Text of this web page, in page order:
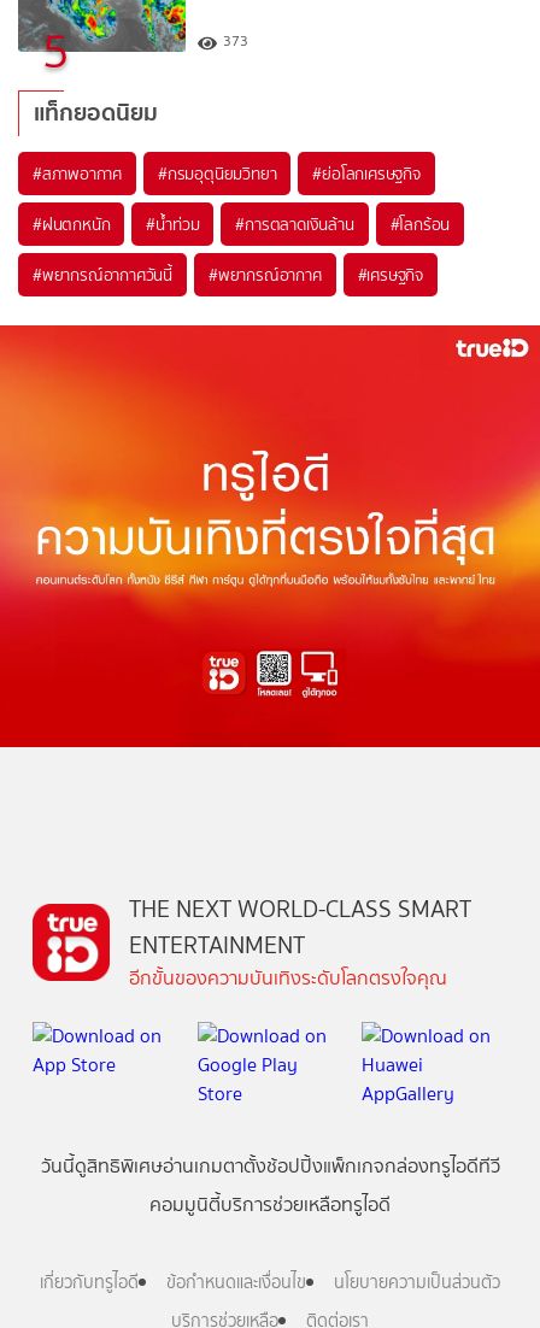
5 373
แท็กยอดนิยม
#สภาพอากาศ #กรมอุตุนิยมวิทยา #ย่อโลกเศรษฐกิจ
#ฝนตกหนัก #น้ำท่วม #การตลาดเงินล้าน #โลกร้อน
#พยากรณ์อากาศวันนี้ #พยากรณ์อากาศ #เศรษฐกิจ
THE NEXT WORLD-CLASS SMART
ENTERTAINMENT
อีกขั้นของความบันเทิงระดับโลกตรงใจคุณ
วันนี้ดูสิทธิพิเศษอ่านเกมตาตั้งช้อปปิ้งแพ็กเกจกล่องทรูไอดีทีวี
คอมมูนิตี้บริการช่วยเหลือทรูไอดี
เกี่ยวกับทรูไอดี ข้อกำหนดและเงื่อนไข
นโยบายความเป็นส่วนตัว
บริการช่วยเหลือ
ติดต่อเรา